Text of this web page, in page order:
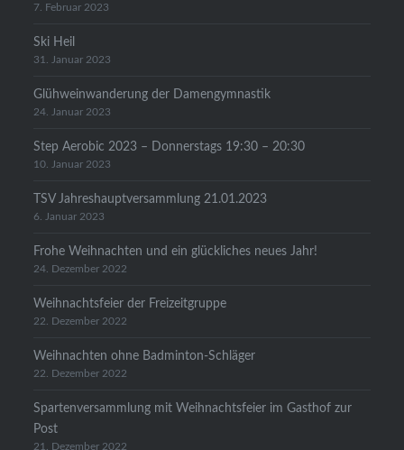
7. Februar 2023
Ski Heil
31. Januar 2023
Glühweinwanderung der Damengymnastik
24. Januar 2023
Step Aerobic 2023 – Donnerstags 19:30 – 20:30
10. Januar 2023
TSV Jahreshauptversammlung 21.01.2023
6. Januar 2023
Frohe Weihnachten und ein glückliches neues Jahr!
24. Dezember 2022
Weihnachtsfeier der Freizeitgruppe
22. Dezember 2022
Weihnachten ohne Badminton-Schläger
22. Dezember 2022
Spartenversammlung mit Weihnachtsfeier im Gasthof zur
Post
21. Dezember 2022